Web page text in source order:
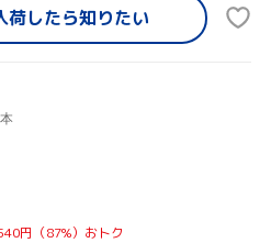
荷したら知りたい
円（87%）おトク